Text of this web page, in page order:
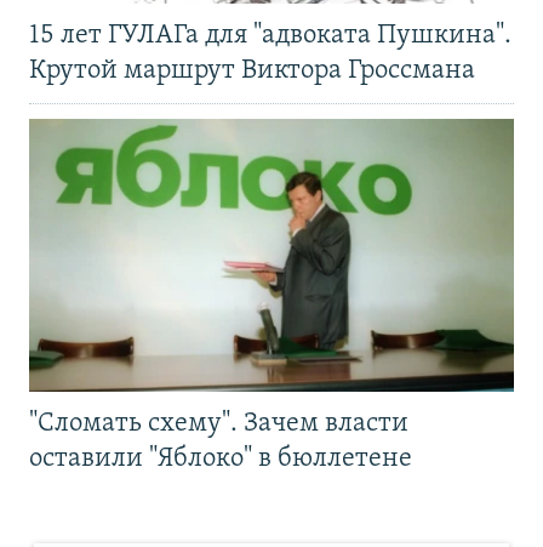
15 лет ГУЛАГа для "адвоката Пушкина".
Крутой маршрут Виктора Гроссмана
"Сломать схему". Зачем власти
оставили "Яблоко" в бюллетене